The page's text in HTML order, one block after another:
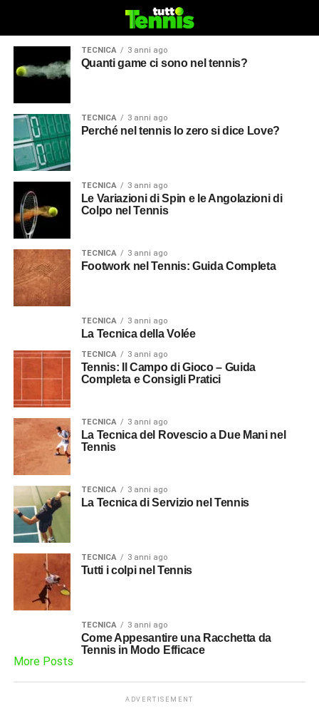
TECNICA 3 anni ago
Quanti game ci sono nel tennis?
TECNICA 3 anni ago
Perché nel tennis lo zero si dice Love?
TECNICA 3 anni ago
Le Variazioni di Spin e le Angolazioni di
Colpo nel Tennis
TECNICA 3 anni ago
Footwork nel Tennis: Guida Completa
TECNICA 3 anni ago
La Tecnica della Volée
TECNICA 3 anni ago
Tennis: Il Campo di Gioco – Guida
Completa e Consigli Pratici
TECNICA 3 anni ago
La Tecnica del Rovescio a Due Mani nel
Tennis
TECNICA 3 anni ago
La Tecnica di Servizio nel Tennis
TECNICA 3 anni ago
Tutti i colpi nel Tennis
TECNICA 3 anni ago
Come Appesantire una Racchetta da
Tennis in Modo Efficace
More Posts
ADVERTISEMENT